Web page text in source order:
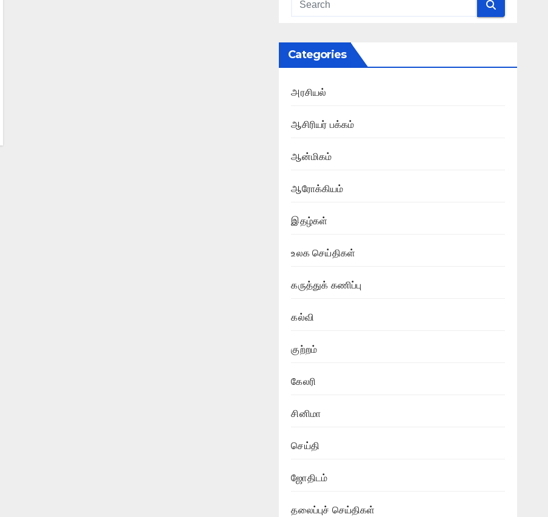
Categories
அரசியல்
ஆசிரியர் பக்கம்
ஆன்மிகம்
ஆரோக்கியம்
இதழ்கள்
உலக செய்திகள்
கருத்துக் கணிப்பு
கல்வி
குற்றம்
கேலரி
சினிமா
செய்தி
ஜோதிடம்
தலைப்புச் செய்திகள்